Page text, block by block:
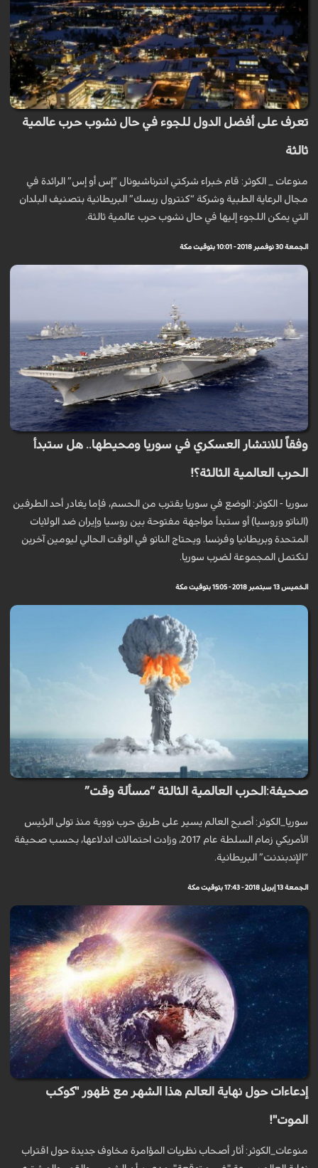
تعرف على أفضل الدول للجوء في حال نشوب حرب عالمية
ثالثة
منوعات _ الكوثر: قام خبراء شركتي انترناشيونال “إس أو إس” الرائدة في
مجال الرعاية الطبية وشركة “كنترول ريسك” البريطانية بتصنيف البلدان
التي يمكن اللجوء إليها في حال نشوب حرب عالمية ثالثة.
الجمعة 30 نوفمبر 2018 - 10:01 بتوقيت مكة
وفقاً للانتشار العسكري في سوريا ومحيطها.. هل ستبدأ
الحرب العالمية الثالثة؟!
سوريا - الكوثر: الوضع في سوريا يقترب من الحسم، فإما يغادر أحد الطرفين
(الناتو وروسيا) أو ستبدأ مواجهة مفتوحة بين روسيا وإيران ضد الولايات
المتحدة وبريطانيا وفرنسا. ويحتاج الناتو في الوقت الحالي ليومين آخرين
لتكتمل المجموعة لضرب سوريا.
الخميس 13 سبتمبر 2018 - 15:05 بتوقيت مكة
صحيفة:الحرب العالمية الثالثة “مسألة وقت”
سوريا_الكوثر: أصبح العالم يسير على طريق حرب نووية منذ تولى الرئيس
الأمريكي زمام السلطة عام 2017، وزادت احتمالات اندلاعها، بحسب صحيفة
“الإندبندنت” البريطانية.
الجمعة 13 إبريل 2018 - 17:43 بتوقيت مكة
إدعاءات حول نهاية العالم هذا الشهر مع ظهور "كوكب
الموت"!
منوعات_الكوثر: أثار أصحاب نظريات المؤامرة مخاوف جديدة حول اقتراب